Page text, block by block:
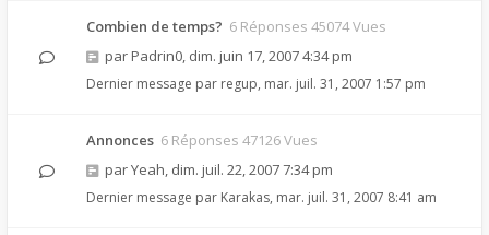
Combien de temps? 6 Réponses 45074 Vues
par Padrin0, dim. juin 17, 2007 4:34 pm
Dernier message par regup, mar. juil. 31, 2007 1:57 pm
Annonces 6 Réponses 47126 Vues
parYeah, dim. juil. 22, 2007 7:34 pm
Dernier message par Karakas, mar. juil. 31, 2007 8:41 am